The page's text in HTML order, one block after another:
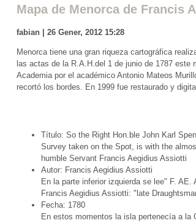
Mapa de Menorca de Francis
fabian | 26 Gener, 2012 15:28
Menorca tiene una gran riqueza cartográfica
las actas de la R.A.H.del 1 de junio de 1787
Academia por el académico Antonio Mateos
recortó los bordes. En 1999 fue restaurado y
Título: So the Right Hon.ble John Karl
Survey taken on the Spot, is with the
humble Servant Francis Aegidius Assiotti
Autor: Francis Aegidius Assiotti
En la parte inferior izquierda se lee" F.
Francis Aegidius Assiotti: "late
Fecha: 1780
En estos momentos la isla pertenecía a la